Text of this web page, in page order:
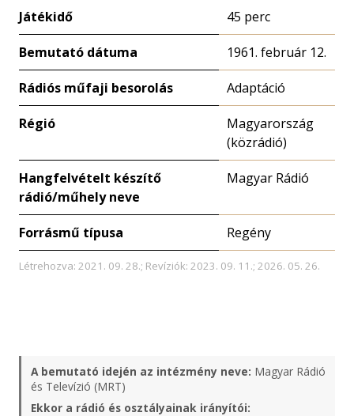
Játékidő 45 perc
Bemutató dátuma 1961. február 12.
Rádiós műfaji besorolás Adaptáció
Régió
Magyarország
(közrádió)
Hangfelvételt készítő
rádió/műhely neve
Magyar Rádió
Forrásmű típusa Regény
Létrehozva: 2021. 09. 28.; Revíziók: 2023. 09. 11.; 2026. 05. 26.
A bemutató idején az intézmény neve: Magyar Rádió
és Televízió (MRT)
Ekkor a rádió és osztályainak irányítói: